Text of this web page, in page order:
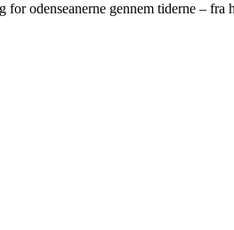
odenseanerne gennem tiderne –